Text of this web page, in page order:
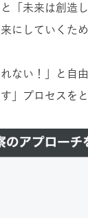
「未来は創造
にしていくた
ない！」と自
」プロセスを